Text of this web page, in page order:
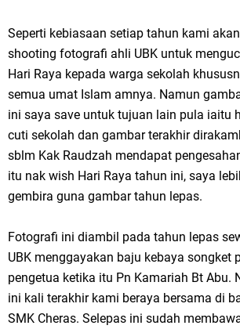
Seperti kebiasaan setiap tahun kami
shooting fotografi ahli UBK untuk
Hari Raya kepada warga sekolah
semua umat Islam amnya. Namun
ini saya save untuk tujuan lain pula iaitu
cuti sekolah dan gambar terakhir
sblm Kak Raudzah mendapat
itu nak wish Hari Raya tahun ini, saya
gembira guna gambar tahun lepas.
Fotografi ini diambil pada tahun lepas
UBK menggayakan baju kebaya songket
pengetua ketika itu Pn Kamariah Bt Abu.
ini kali terakhir kami beraya bersama di
SMK Cheras. Selepas ini sudah